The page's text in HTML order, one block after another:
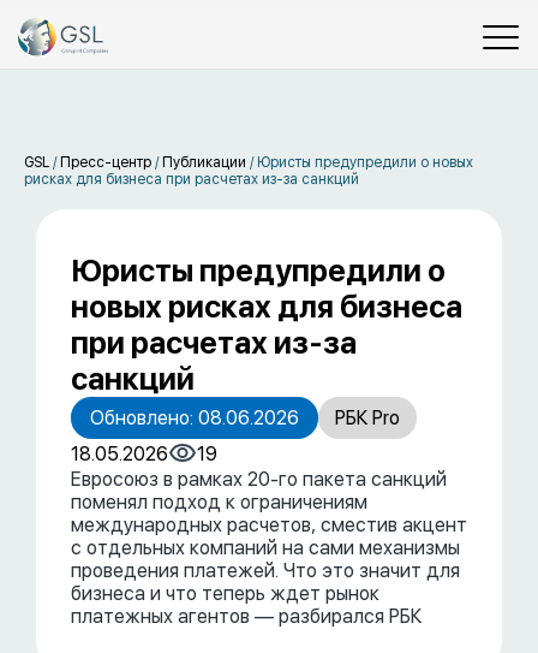
GSL / Пресс-центр / Публикации / Юристы предупредили о новых
рисках для бизнеса при расчетах из-за санкций
Юристы предупредили о
новых рисках для бизнеса
при расчетах из-за
санкций
Обновлено: 08.06.2026
РБК Pro
18.05.2026
19
Евросоюз в рамках 20-го пакета санкций
поменял подход к ограничениям
международных расчетов, сместив акцент
с отдельных компаний на сами механизмы
проведения платежей. Что это значит для
бизнеса и что теперь ждет рынок
платежных агентов — разбирался РБК